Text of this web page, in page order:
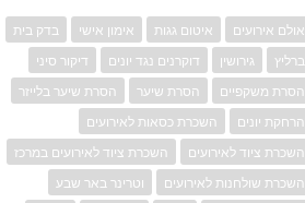
אולם אירועים איטום גגות אימון אישי
בדק בית
ברליץ
גירושין דוקרנים נגד יונים
דיקור סיני
הסרת משקפיים
הסרת שיער
הסרת שיער בלייזר
הרחקת יונים
השכרת כסאות לאירועים
השכרת ציוד לאירועים
השכרת ציוד לאירועים במרכז
השכרת שולחנות לאירועים
וטרינר באר שבע